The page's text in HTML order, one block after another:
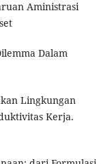
Aministrasi
Dalam
Lingkungan
Kerja.